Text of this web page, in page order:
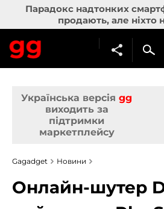
Парадокс надтонких
продають, але ніхто
Українська версія gg
виходить за
підтримки
маркетплейсу
Gagadget Новини
Онлайн-шутер